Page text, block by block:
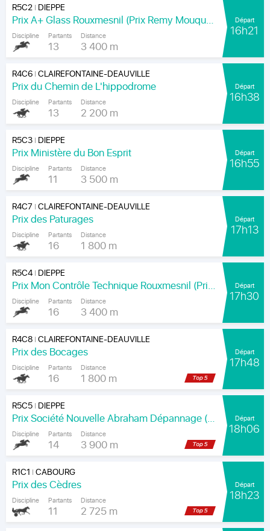
R5C2| DIEPPE
Prix A+ Glass Rouxmesnil (Prix Remy Mouquet)
Discipline Partants
13
Distance
3 400 m
Départ
16h21
R4C6|CLAIREFONTAINE-DEAUVILLE
Prix du Chemin de L'hippodrome
Discipline Partants
13
Distance
2 200 m
Départ
16h38
R5C3| DIEPPE
Prix Ministère du Bon Esprit
Discipline Partants
11
Distance
3 500 m
Départ
16h55
R4C7 |CLAIREFONTAINE-DEAUVILLE
Prix des Paturages
Discipline Partants
16
Distance
1 800 m
Départ
17h13
R5C4| DIEPPE
Prix Mon Contrôle Technique Rouxmesnil (Prix Jean de la Rochefoucauld)
Discipline Partants
16
Distance
3 400 m
Départ
17h30
R4C8|CLAIREFONTAINE-DEAUVILLE
Prix des Bocages
Discipline Partants
16
Distance
1 800 m
Départ
17h48
R5C5| DIEPPE
Prix Société Nouvelle Abraham Dépannage (Prix Arenice)
Discipline Partants
14
Distance
3 900 m
Départ
18h06
R1C1 |CABOURG
Prix des Cèdres
Discipline Partants
11
Distance
2 725 m
Départ
18h23